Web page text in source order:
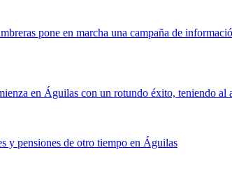
pone en marcha una campaña de
en Águilas con un rotundo éxito, teniendo
y pensiones de otro tiempo en Águilas